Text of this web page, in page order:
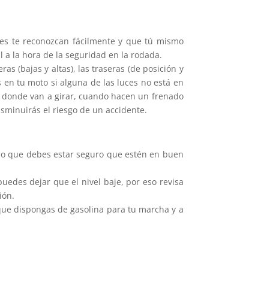
te reconozcan fácilmente y que tú mismo
la hora de la seguridad en la rodada.
(bajas y altas), las traseras (de posición y
tu moto si alguna de las luces no está en
van a girar, cuando hacen un frenado
el riesgo de un accidente.
que debes estar seguro que estén en buen
dejar que el nivel baje, por eso revisa
dispongas de gasolina para tu marcha y a